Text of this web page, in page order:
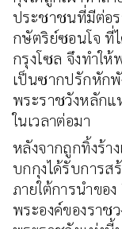
ประชาชนที่มีต่อ
กษัตริย์ซอนโจ ที่
กรุงโซล จึงทำให้
เป็นซากปรักหักพั
พระราชวังหลักแ
ในเวลาต่อมา
หลังจากถูกทิ้งร้า
บกกุงได้รับการส
ภายใต้การนำขอ
พระองค์ของราช